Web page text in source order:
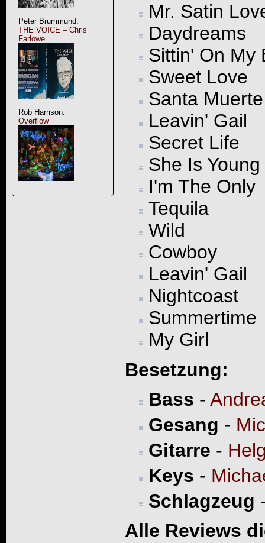
Peter Brummund:
THE VOICE – Chris
Farlowe
Rob Harrison:
Overflow
Mr. Satin
Daydreams
Sittin' On My
Sweet Love
Santa Muerte
Leavin' Gail
Secret Life
She Is Young
I'm The Only
Tequila
Wild
Cowboy
Leavin' Gail
Nightcoast
Summertime
My Girl
Besetzung:
Bass -
Gesang -
Gitarre -
Keys -
Schlagzeug
Alle Reviews